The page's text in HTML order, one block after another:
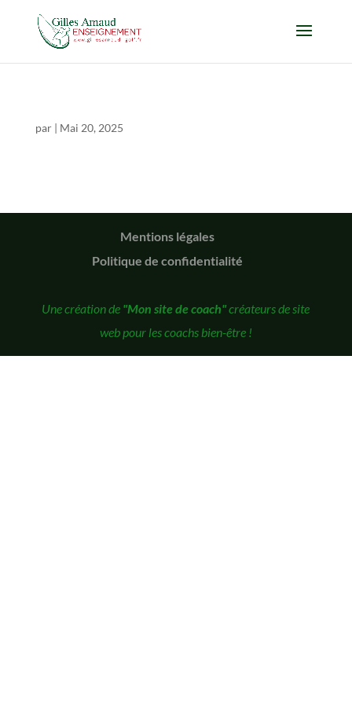
par | Mai 20, 2025
Mentions légales
Politique de confidentialité
Une création de "Mon site de coach"créateurs de site
web pour les coachs bien-être !